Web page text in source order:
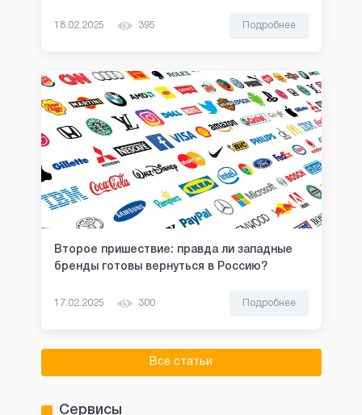
18.02.2025 395 Подробнее
Второе пришествие: правда ли западные
бренды готовы вернуться в Россию?
17.02.2025 300 Подробнее
Все статьи
Сервисы